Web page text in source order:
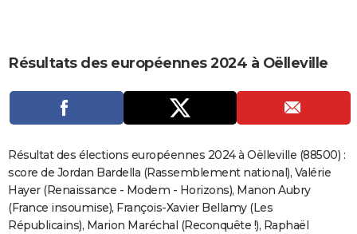
CARTE DE VOEUX
Carte de Noël
Carte Bonne année
Carte Saint-Valentin
Carte Pâques
Carte d'anniversaire
DICTIONNAIRE
Dictionnaire
Biographies
Citations
Expressions
Proverbes
PROGRAMME TV
COPAINS D'AVANT
S'inscrire
Se connecter
Lycées
Collèges
Primaires
Universités
Entreprises
Service militaire
Avis de recherche
AVIS DE DÉCÈS
FORUM
Résultats des européennes 2024 à Oëlleville
Résultat des élections européennes 2024 à Oëlleville (88500) :
score de Jordan Bardella (Rassemblement national), Valérie
Hayer (Renaissance - Modem - Horizons), Manon Aubry
(France insoumise), François-Xavier Bellamy (Les
Républicains), Marion Maréchal (Reconquête !), Raphaël